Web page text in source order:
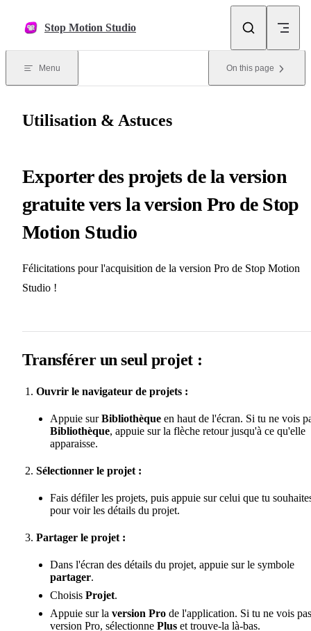
Stop Motion Studio
Menu On this page
Utilisation & Astuces
Exporter des projets de la version
gratuite vers la version Pro de Stop
Motion Studio
Félicitations pour l'acquisition de la version Pro de Stop Motion
Studio !
Transférer un seul projet :
Ouvrir le navigateur de projets :
Appuie surBibliothèque en haut de l'écran. Si tu ne vois
Bibliothèque, appuie sur la flèche retour jusqu'à ce qu'elle
apparaisse.
Sélectionner le projet :
Fais défiler les projets, puis appuie sur celui que tu
pour voir les détails du projet.
Partager le projet :
Dans l'écran des détails du projet, appuie sur le symbole
partager.
Choisis Projet.
Appuie sur la version Pro de l'application. Si tu ne vois
version Pro, sélectionne Plus et trouve-la là-bas.